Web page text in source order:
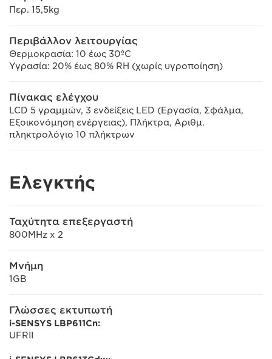
Περ. 15,5kg
Περιβάλλον λειτουργίας
Θερμοκρασία: 10 έως 30ºC
Υγρασία: 20% έως 80% RH (χωρίς υγροποίηση)
Πίνακας ελέγχου
LCD 5 γραμμών, 3 ενδείξεις LED (Εργασία, Σφάλμα,
Εξοικονόμηση ενέργειας), Πλήκτρα, Αριθμ.
πληκτρολόγιο 10 πλήκτρων
Ελεγκτής
Ταχύτητα επεξεργαστή
800MHz x 2
Μνήμη
1GB
Γλώσσες εκτυπωτή
i-SENSYS LBP611Cn:
UFRII